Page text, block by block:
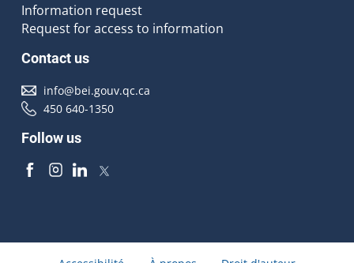
Information request
Request for access to information
Contact us
info@bei.gouv.qc.ca
450 640-1350
Follow us